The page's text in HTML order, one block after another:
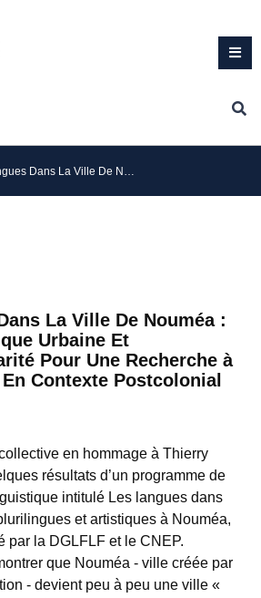
La Ville De Nouméa :
Urbaine Et
Pour Une Recherche à
Contexte Postcolonial
en hommage à Thierry
résultats d’un programme de
intitulé Les langues dans
et artistiques à Nouméa,
par la DGLFLF et le CNEP.
que Nouméa - ville créée par
- devient peu à peu une ville «